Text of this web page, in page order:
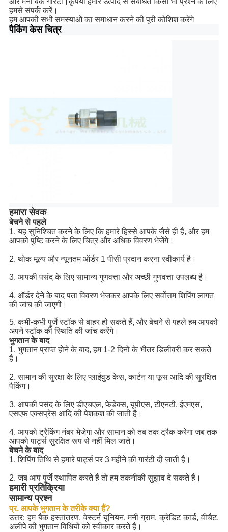
हमसे संपर्क करें।
हम आपकी सभी समस्याओं का समाधान करने की पूरी कोशिश करेंगे
पैकिंग केस चित्र
हमारा सेवक
बेचने से पहले
1. यह सुनिश्चित करने के लिए कि हमारे हिस्से आपके जैसे ही हैं, और हम
आपको पुष्टि करने के लिए चित्र और अधिक विवरण भेजेंगे।
2. थोक मूल्य और न्यूनतम ऑर्डर 1 पीसी प्रदान करना स्वीकार्य है।
3. आपकी पसंद के लिए सामान्य गुणवत्ता और अच्छी गुणवत्ता उपलब्ध है।
4. ऑर्डर देने के बाद पता विवरण भेजकर आपके लिए सर्वोत्तम शिपिंग लागत
की जांच की जाएगी।
5. कभी-कभी पुर्जे स्टॉक से बाहर हो सकते हैं, और बेचने से पहले हम आपको
अपने स्टॉक की स्थिति की जांच करेंगे।
भुगतान के बाद
1. भुगतान प्राप्त होने के बाद, हम 1-2 दिनों के भीतर डिलीवरी कर सकते
हैं।
2. सामान की सुरक्षा के लिए प्लाईवुड केस, कार्टन या फूस आदि की सुरक्षित
पैकिंग।
3. आपकी पसंद के लिए डीएचएल, फेडेक्स, यूपीएस, टीएनटी, ईएमएस,
एसएफ एक्सप्रेस आदि की पेशकश की जाती है।
4. आपको ट्रैकिंग नंबर भेजेगा और सामान को तब तक ट्रैक करेगा जब तक
आपको पार्ट्स सुरक्षित रूप से नहीं मिल जाते।
बेचने के बाद
1. शिपिंग तिथि से हमारे पार्ट्स पर 3 महीने की गारंटी दी जाती है।
2. जब आप पुर्जे स्थापित करते हैं तो हम तकनीकी सुझाव दे सकते हैं।
हमारी प्रतिक्रिया
सामान्य प्रश्न
प्र. आपके भुगतान के तरीके क्या हैं?
उत्तर: हम बैंक हस्तांतरण, वेस्टर्न यूनियन, मनी ग्राम, क्रेडिट कार्ड, वीचैट,
अलीपे की भुगतान विधियों को स्वीकार करते हैं।